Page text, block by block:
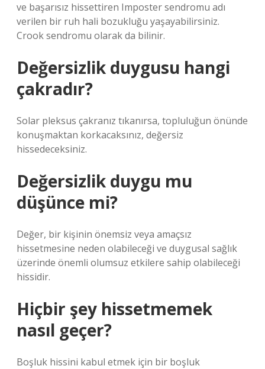
ve başarısız hissettiren Imposter sendromu adı
verilen bir ruh hali bozukluğu yaşayabilirsiniz.
Crook sendromu olarak da bilinir.
Değersizlik duygusu hangi
çakradır?
Solar pleksus çakranız tıkanırsa, topluluğun önünde
konuşmaktan korkacaksınız, değersiz
hissedeceksiniz.
Değersizlik duygu mu
düşünce mi?
Değer, bir kişinin önemsiz veya amaçsız
hissetmesine neden olabileceği ve duygusal sağlık
üzerinde önemli olumsuz etkilere sahip olabileceği
hissidir.
Hiçbir şey hissetmemek
nasıl geçer?
Boşluk hissini kabul etmek için bir boşluk